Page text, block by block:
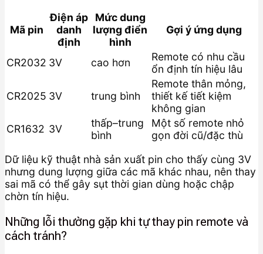
Mã pin
Điện áp
danh
định
Mức dung
lượng điển
hình
Gợi ý ứng dụng
CR2032 3V cao hơn
Remote có nhu cầu
ổn định tín hiệu lâu
CR2025 3V trung bình
Remote thân mỏng,
thiết kế tiết kiệm
không gian
CR1632 3V
thấp–trung
bình
Một số remote nhỏ
gọn đời cũ/đặc thù
Dữ liệu kỹ thuật nhà sản xuất pin cho thấy cùng 3V
nhưng dung lượng giữa các mã khác nhau, nên thay
sai mã có thể gây sụt thời gian dùng hoặc chập
chờn tín hiệu.
Những lỗi thường gặp khi tự thay pin remote và
cách tránh?